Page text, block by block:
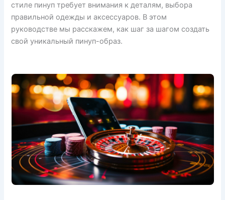
стиле пинуп требует внимания к деталям, выбора
правильной одежды и аксессуаров. В этом
руководстве мы расскажем, как шаг за шагом создать
свой уникальный пинуп-образ.